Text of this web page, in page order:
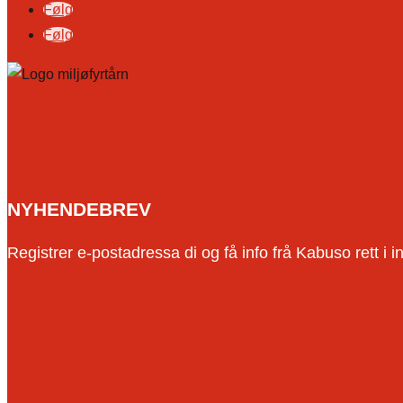
Følg
Følg
NYHENDEBREV
Registrer e-postadressa di og få info frå Kabuso rett i